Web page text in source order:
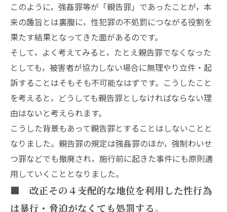
このように，強姦罪等が「親告罪」であったことが，本
来の趣旨とは裏腹に，性犯罪の不処罰につながる役割を
果たす結果となってきた面があるのです。
そして，よく考えてみると，たとえ親告罪でなくなった
としても，被害者が協力しない場合に無理やり立件・起
訴することはそもそも不可能なはずです。こうしたこと
を考えると，どうしても親告罪としなければならない理
由はないと考えられます。
こうした背景もあって親告罪とすることはしないことと
なりました。親告罪の規定は強姦罪のほか，強制わいせ
つ罪などでも撤廃され，施行前に起きた事件にも原則適
用していくこととなりました。
■ 改正その４――支配的な地位を利用した性行為
は暴行・脅迫がなくても処罰する。